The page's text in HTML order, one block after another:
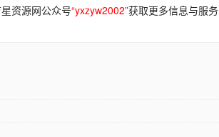
资源网公众号“yxzyw2002”获取更多信息与服务